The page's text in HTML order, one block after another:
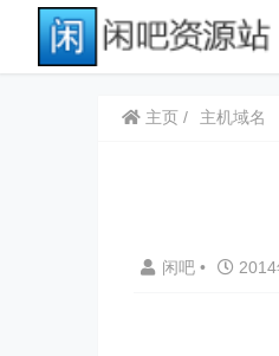
主页 主机域名
闲吧 •